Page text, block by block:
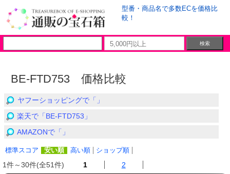
型番・商品名で多数ECを価格比
較！
BE-FTD753 価格比較
ヤフーショッピングで「」
楽天で「BE-FTD753」
AMAZONで「」
標準スコア 安い順 高い順 ショップ順
1件～30件(全51件) 1 2